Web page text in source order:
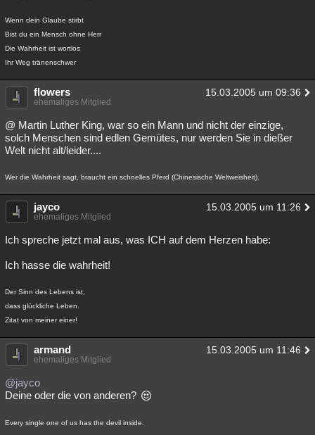
Wenn dein Glaube stirbt
Bist du ein Mensch ohne Herr
Die Wahrheit ist wortlos
Ihr Weg tränenschwer
flowers 15.03.2005 um 09:36
ehemaliges Mitglied
@ Martin Luther King, war so ein Mann und nicht der einzige,
solch Menschen sind edlen Gemütes, nur werden Sie in dießer
Welt nicht alt/leider....
Wer die Wahrheit sagt, braucht ein schnelles Pferd (Chinesische Weltweisheit).
jayco 15.03.2005 um 11:26
ehemaliges Mitglied
Ich spreche jetzt mal aus, was ICH auf dem Herzen habe:
Ich hasse die wahrheit!
Der Sinn des Lebens ist,
dass glückliche Leben.
Zitat von meiner einer!
armand 15.03.2005 um 11:46
ehemaliges Mitglied
@jayco
Deine oder die von anderen?
Every single one of us has the devil inside.